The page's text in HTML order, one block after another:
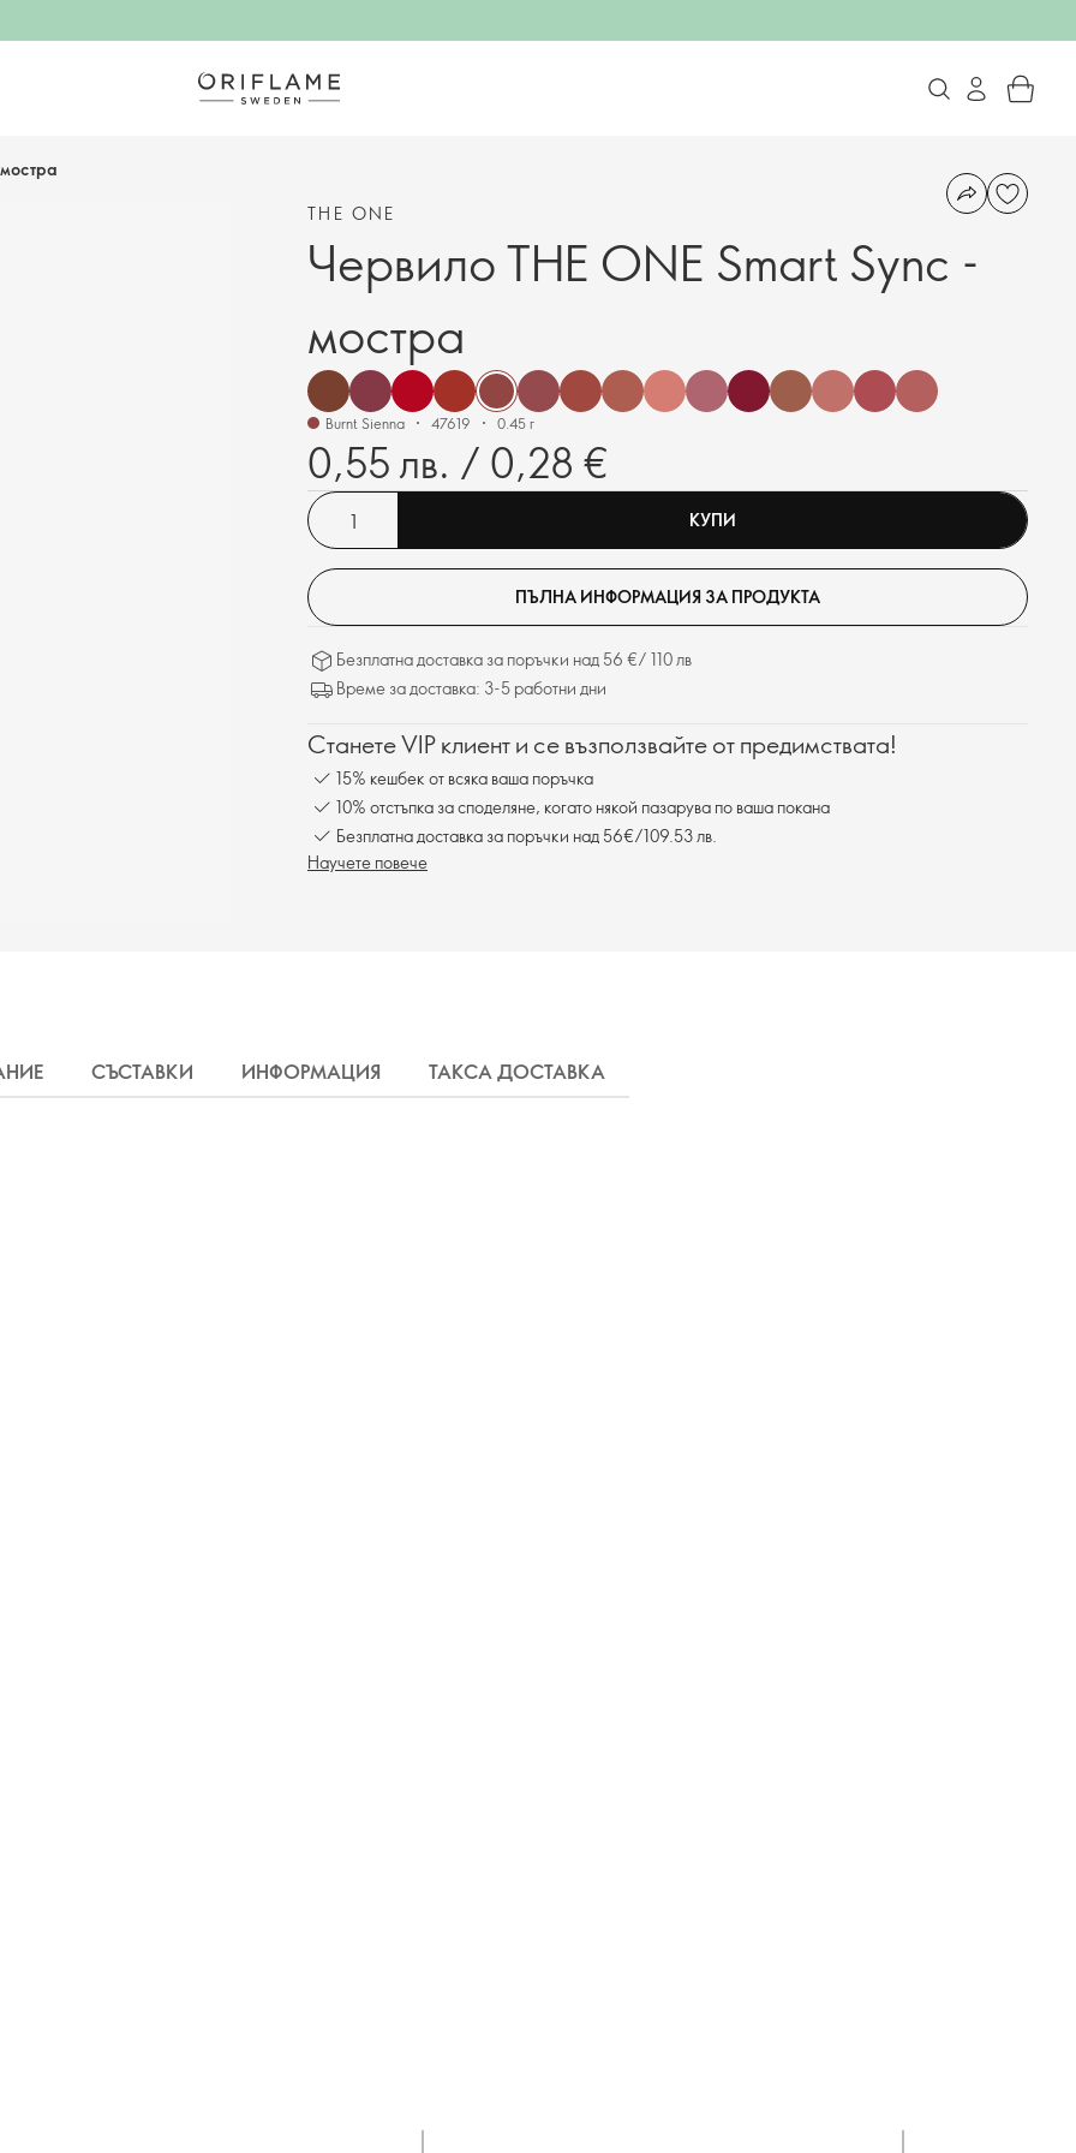
THE ONE
Червило THE ONE Smart Sync -
мостра
Burnt Sienna 47619 0.45 г
0,55 лв. / 0,28 €
КУПИ
ПЪЛНА ИНФОРМАЦИЯ ЗА ПРОДУКТА
Безплатна доставка за поръчки над 56 €/ 110 лв
Време за доставка: 3-5 работни дни
Станете VIP клиент и се възползвайте от предимствата!
15% кешбек от всяка ваша поръчка
10% отстъпка за споделяне, когато някой пазарува по ваша покана
Безплатна доставка за поръчки над 56€/109.53 лв.
Научете повече
СЪСТАВКИ ИНФОРМАЦИЯ ТАКСА ДОСТАВКА